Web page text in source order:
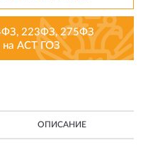
223ФЗ, 275ФЗ
на АСТ ГОЗ
ОПИСАНИЕ